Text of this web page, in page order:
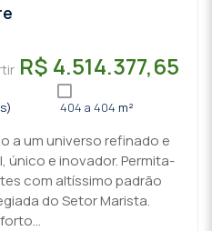
R$ 4.514.377,65
404 a 404 m²
a um universo refinado e
único e inovador. Permita-
com altíssimo padrão
do Setor Marista.